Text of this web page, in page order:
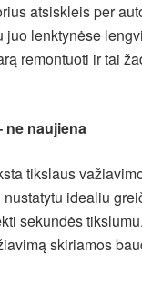
atsiskleis per
lenktynėse
remontuoti ir tai
ne naujiena
tikslaus
idealiu
sekundės
skiriamos